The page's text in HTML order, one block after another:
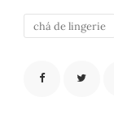
chá de lingerie